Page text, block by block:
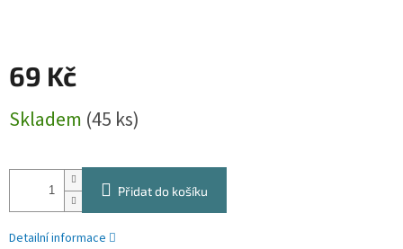
69 Kč
cena:
Skladem (45 ks)
Přidat do košíku
Detailní informace